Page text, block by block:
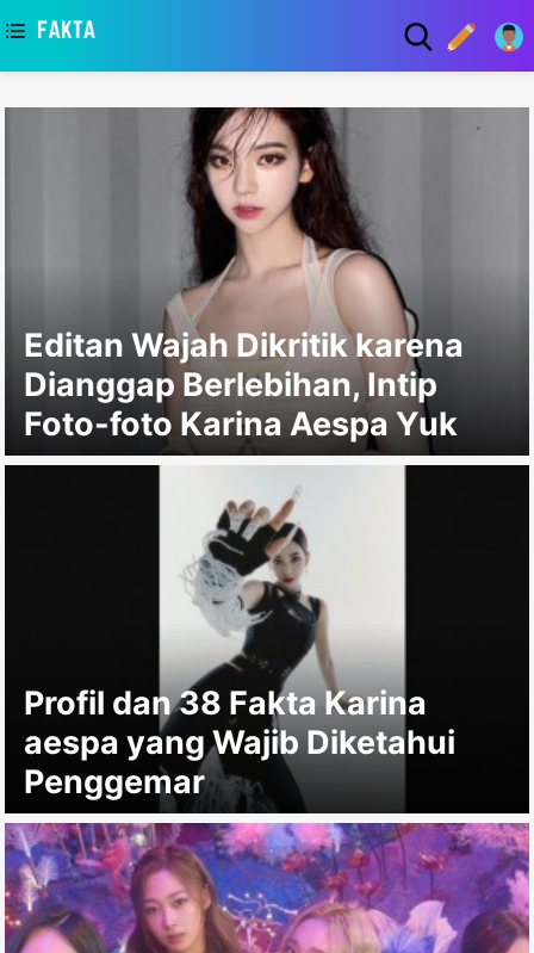
Editan Wajah Dikritik karena
Dianggap Berlebihan, Intip
Foto-foto Karina Aespa Yuk
Profil dan 38 Fakta Karina
aespa yang Wajib Diketahui
Penggemar